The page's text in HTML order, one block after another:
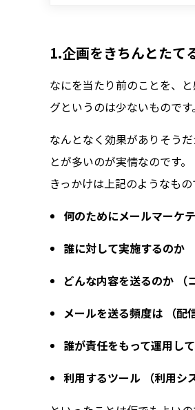
1.企画をきちんとたて
なにを当たり前のことを、
グというのは少ないものです。
なんとなく効果がありそう
とが多いのが実情なのです。
きっかけは上記のようなも
何のためにメールマーケ
誰に対して実施するのか
どんな内容を送るのか （
メールを送る頻度は （配
誰が責任をもって運用し
利用するツール （利用シ